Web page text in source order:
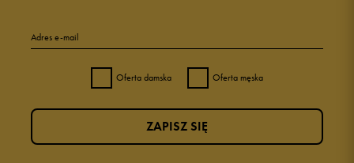
Adres e-mail
Oferta damska Oferta męska
ZAPISZ SIĘ